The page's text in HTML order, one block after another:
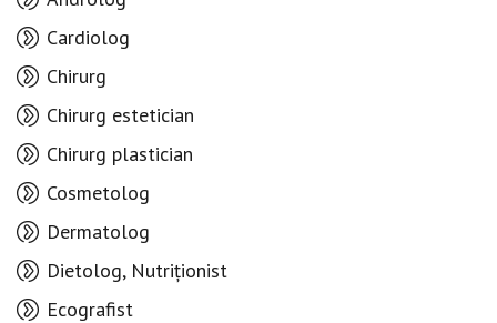
Cardiolog
Chirurg
Chirurg estetician
Chirurg plastician
Cosmetolog
Dermatolog
Dietolog, Nutriționist
Ecografist